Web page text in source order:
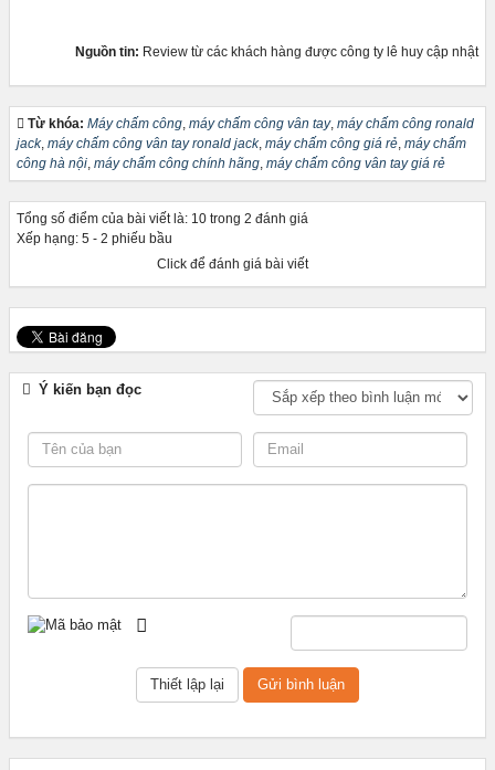
Nguồn tin: Review từ các khách hàng được công ty lê huy cập nhật
Từ khóa:Máy chấm công ,máy chấm công vân tay,máy chấm công ronald
jack,máy chấm công vân tay ronald jack,máy chấm công giá rẻ ,máy chấm
công hà nội ,máy chấm công chính hãng ,máy chấm công vân tay giá rẻ
Tổng số điểm của bài viết là: 10 trong 2 đánh giá
Xếp hạng:5 -2 phiếu bầu
Click để đánh giá bài viết
Ý kiến bạn đọc